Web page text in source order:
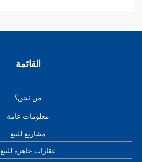
القائمة
من نحن؟
معلومات عامة
مشاريع للبيع
عقارات جاهزة للبيع